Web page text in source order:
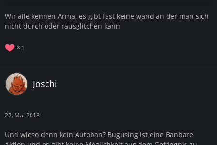
Wir alle kennen Arma, es gibt fast keine wand an der man sich
nicht durch oder rausglitchen kann
1
Joschi
22. Mai 2018
Und wieso denn kein Autoban? Bugusing ist eine Banbare